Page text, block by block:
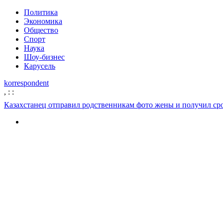
Политика
Экономика
Общество
Спорт
Наука
Шоу-бизнес
Карусель
korrespondent
, : :
Казахстанец отправил родственникам фото жены и получил